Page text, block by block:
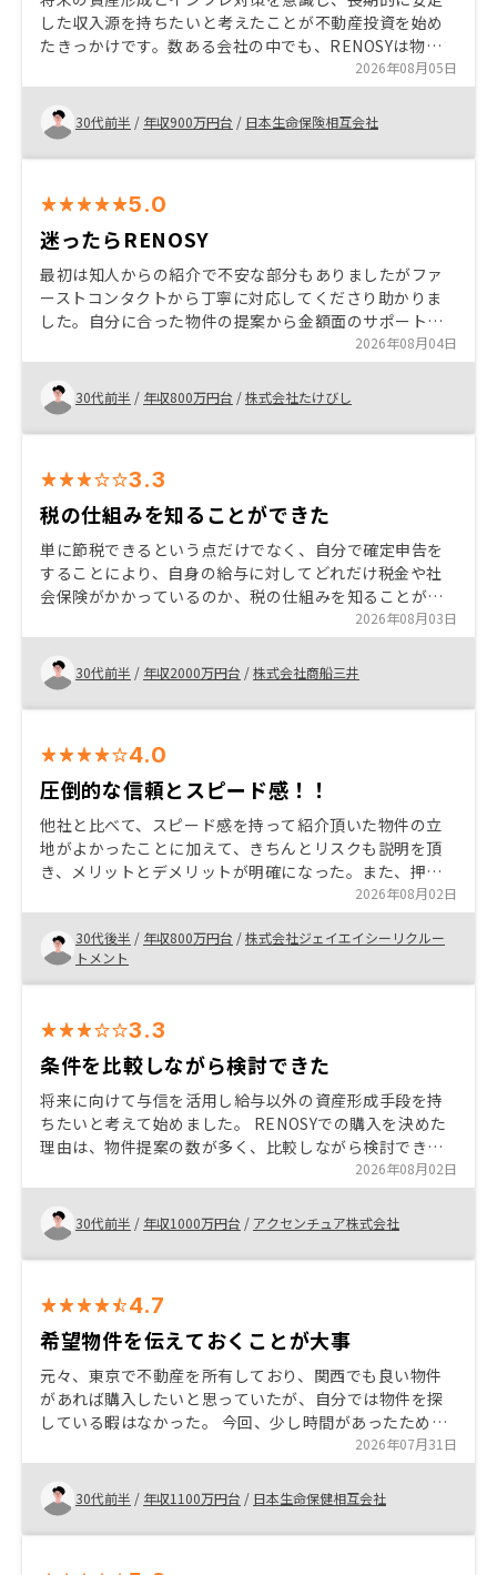
した収入源を持ちたいと考えたことが不動産投資を始め
たきっかけです。数ある会社の中でも、RENOSYは物件
提案から契約、管理までの流れが分かりやすく、担当者
の説明も丁寧だったため安心感がありました。また、ア
プリで資産状況を確認できる点や、初心者向けのサポー
ト体制が充実していたことも購入を決めた理由です。こ
れから検討される方には、短期的な利益だけでなく、長
いです。
2026年08月05日
30代前半 / 年収900万円台 / 日本生命保険相互会社
5.0
迷ったらRENOSY
最初は知人からの紹介で不安な部分もありましたがファ
ーストコンタクトから丁寧に対応してくださり助かりま
した。自分に合った物件の提案から金額面のサポートは
とても丁寧で安心できます。アフターケアも充実してま
すのでおすすめできます。
2026年08月04日
30代前半 / 年収800万円台 /株式会社たけびし
3.3
税の仕組みを知ることができた
単に節税できるという点だけでなく、自分で確定申告を
することにより、自身の給与に対してどれだけ税金や社
会保険がかかっているのか、税の仕組みを知ることがで
きた。 それによって、物件を運用する事により、どれだ
け節税効果があるのかをリノシーで知ることができた。
2026年08月03日
30代前半 / 年収2000万円台 /株式会社商船三井
4.0
圧倒的な信頼とスピード感！！
他社と比べて、スピード感を持って紹介頂いた物件の立
地がよかったことに加えて、きちんとリスクも説明を頂
き、メリットとデメリットが明確になった。また、押し
売りもなく担当者自身も物件を持っていることから、今
後購入を考える上で参考になりました。
2026年08月02日
30代後半 / 年収800万円台 /株式会社ジェイエイシーリクルー
トメント
3.3
条件を比較しながら検討できた
将来に向けて与信を活用し給与以外の資産形成手段を持
ちたいと考えて始めました。 RENOSYでの購入を決めた
理由は、物件提案の数が多く、比較しながら検討できた
ことに加え、担当者が条件面や管理プランについてこち
らの懸念に合わせて調整・説明してくれたためです。
2026年08月02日
30代前半 / 年収1000万円台 / アクセンチュア株式会社
4.7
希望物件を伝えておくことが大事
元々、東京で不動産を所有しており、関西でも良い物件
があれば購入したいと思っていたが、自分では物件を探
している暇はなかった。 今回、少し時間があったため、
自身の資産整理していたところ、タイミングよく良い物
件を紹介してもらえたため購入した。 良い物件に出会え
るかは、運とタイミングがあるため、良い機会は逃さず
に決断していくことが大切だと思う。
2026年07月31日
30代前半 / 年収1100万円台 / 日本生命保健相互会社